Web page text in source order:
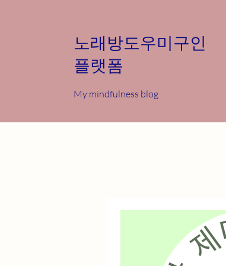
노래방도우미구인
플랫폼
My mindfulness blog